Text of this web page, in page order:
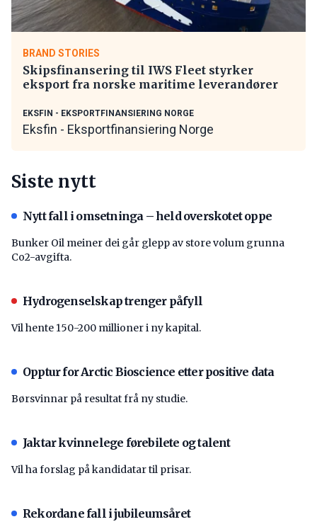
BRAND STORIES
Skipsfinansering til IWS Fleet styrker
eksport fra norske maritime leverandører
EKSFIN - EKSPORTFINANSIERING NORGE
Eksfin - Eksportfinansiering Norge
Siste nytt
Nytt fall i omsetninga – held overskotet oppe
Bunker Oil meiner dei går glepp av store volum grunna
Co2-avgifta.
Hydrogenselskap trenger påfyll
Vil hente 150-200 millioner i ny kapital.
Opptur for Arctic Bioscience etter positive data
Børsvinnar på resultat frå ny studie.
Jaktar kvinnelege førebilete og talent
Vil ha forslag på kandidatar til prisar.
Rekordane fall i jubileumsåret